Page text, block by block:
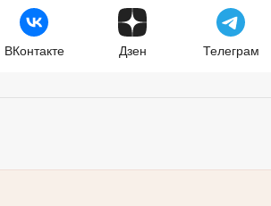
ВКонтакте Дзен Телеграм